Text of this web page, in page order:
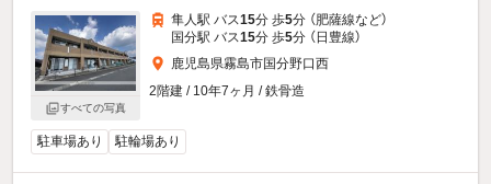
すべての写真
隼人駅 バス15分 歩5分 （肥薩線など）
国分駅 バス15分 歩5分 （日豊線）
鹿児島県霧島市国分野口西
2階建 / 10年7ヶ月 / 鉄骨造
駐車場あり 駐輪場あり